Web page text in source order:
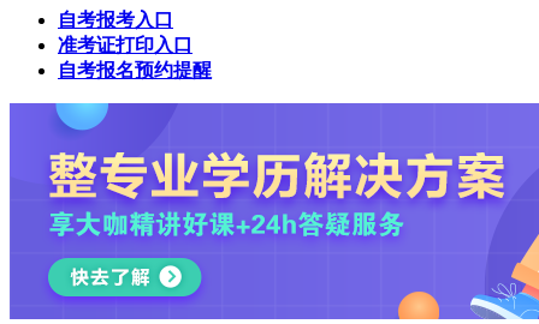
自考报考入口
准考证打印入口
自考报名预约提醒